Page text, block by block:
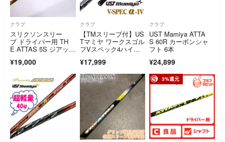
クラブ
スリクソンスリー
ブ ドライバー用 TH
E ATTAS 5S ジアッタ
¥19,000
クラブ
【TMスリーブ付】US
Tマミヤ ワークスゴル
フVスペック4ハイグ
¥17,999
クラブ
UST Mamiya ATTA
S 60R カーボンシャ
フト 6本
¥24,899
3%還元